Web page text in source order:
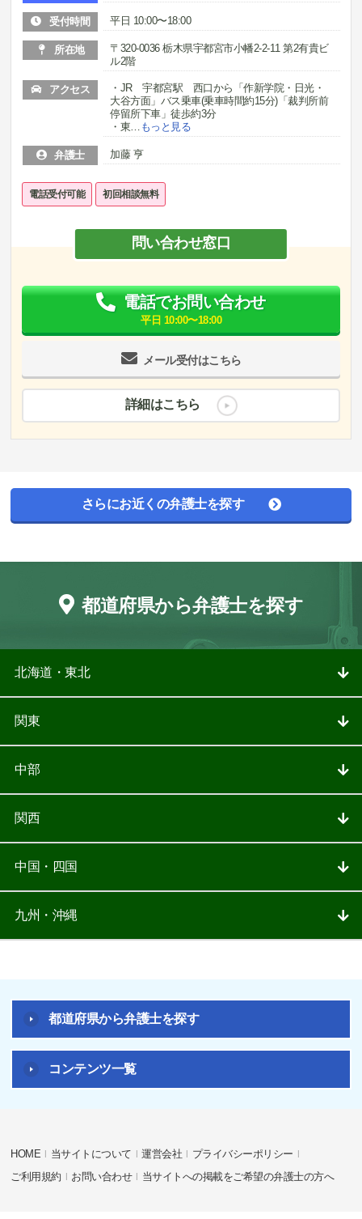
受付時間 平日 10:00〜18:00
所在地
〒320-0036 栃木県宇都宮市小幡2-2-11 第2有貴ビ
ル2階
アクセス
・JR 宇都宮駅 西口から「作新学院・日光・
大谷方面」バス乗車(乗車時間約15分)「裁判所前
停留所下車」徒歩約3分
・東
もっと見る
弁護士 加藤 亨
電話受付可能 初回相談無料
問い合わせ窓口
メール受付はこちら
電話でお問い合わせ
平日 10:00〜18:00
詳細はこちら
さらにお近くの弁護士を探す
都道府県から弁護士を探す
北海道・東北
関東
中部
関西
中国・四国
九州・沖縄
都道府県から弁護士を探す
コンテンツ一覧
HOME 当サイトについて 運営会社
プライバシーポリシー
ご利用規約
お問い合わせ 当サイトへの掲載をご希望の弁護士の方へ